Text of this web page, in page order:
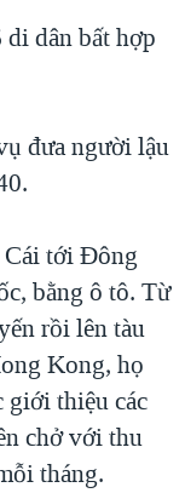
dân bất hợp
đưa người lậu
tới Đông
bằng ô tô. Từ
rồi lên tàu
Kong, họ
giới thiệu các
chở với thu
tháng.